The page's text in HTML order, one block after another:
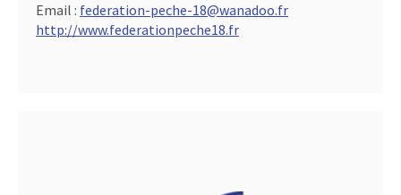
Email : federation-peche-18@wanadoo.fr
http://www.federationpeche18.fr